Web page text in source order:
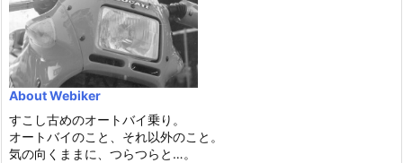
About Webiker
すこし古めのオートバイ乗り。
オートバイのこと、それ以外のこと。
気の向くままに、つらつらと…。